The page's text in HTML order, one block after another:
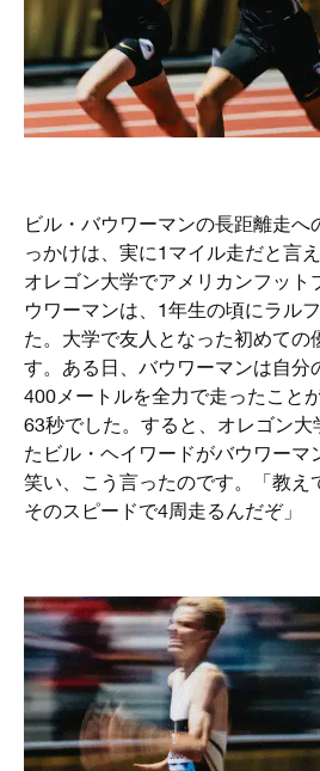
ビル・バウワーマンの長距離走へ
っかけは、実に1マイル走だと言
オレゴン大学でアメリカンフット
ウワーマンは、1年生の頃にラル
た。大学で友人となった初めての
す。ある日、バウワーマンは自分
400メートルを全力で走ったこと
63秒でした。すると、オレゴン大
たビル・ヘイワードがバウワーマ
笑い、こう言ったのです。「教え
そのスピードで4周走るんだぞ」